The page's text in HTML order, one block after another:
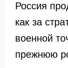
Россия
как за
военной
прежнюю